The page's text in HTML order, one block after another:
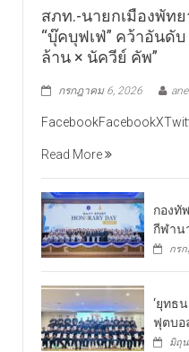
สภท.-นายกเมืองพัท
“บุ๊คบุฟเฟ่” คว้าอันดั
ล้าน × นัควีย์ คัพ”
กรกฎาคม 6, 2026
Read More
กองทั
กีฬาน
กรก
‘ยุทธ
ฟุตบอ
มิถุน